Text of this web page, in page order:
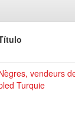
vendeurs
Turquie